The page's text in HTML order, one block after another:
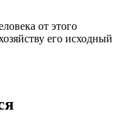
от этого
его исходный